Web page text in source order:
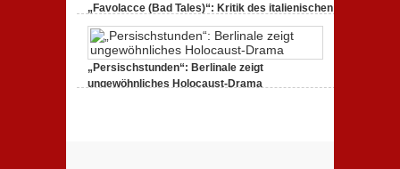
„Favolacce (Bad Tales)“: Kritik des italienischen
Berlinale-Beitrags der Brüder D’Innocenzo
25. Februar 2020,Keine Kommentarezu „Favolacce
(Bad Tales)“: Kritik des italienischen Berlinale-Beitrags
der Brüder D’Innocenzo
„Persischstunden“: Berlinale zeigt
ungewöhnliches Holocaust-Drama